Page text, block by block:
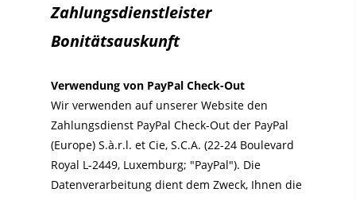
Zahlungsdienstleister
Bonitätsauskunft
Verwendung von PayPal Check-Out
Wir verwenden auf unserer Website den
Zahlungsdienst PayPal Check-Out der PayPal
(Europe) S.à.r.l. et Cie, S.C.A. (22-24 Boulevard
Royal L-2449, Luxemburg; "PayPal"). Die
Datenverarbeitung dient dem Zweck, Ihnen die